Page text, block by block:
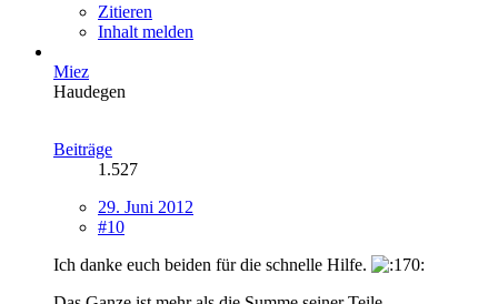
Zitieren
Inhalt melden
Miez
Haudegen
Beiträge
1.527
29. Juni 2012
#10
Ich danke euch beiden für die schnelle Hilfe.